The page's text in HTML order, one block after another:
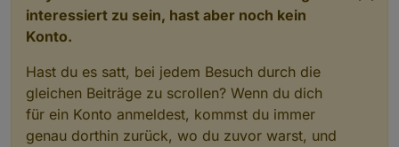
interessiert zu sein, hast aber noch kein
Konto.
Hast du es satt, bei jedem Besuch durch die
gleichen Beiträge zu scrollen? Wenn du dich
für ein Konto anmeldest, kommst du immer
genau dorthin zurück, wo du zuvor warst, und